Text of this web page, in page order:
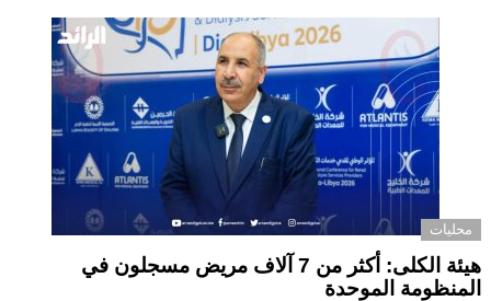
محليات
هيئة الكلى: أكثر من 7 آلاف مريض مسجلون في
المنظومة الموحدة